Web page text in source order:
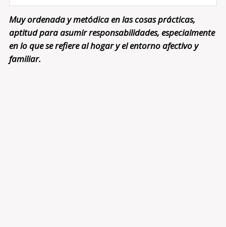
Muy ordenada y metódica en las cosas prácticas,
aptitud para asumir responsabilidades, especialmente
en lo que se refiere al hogar y el entorno afectivo y
familiar.